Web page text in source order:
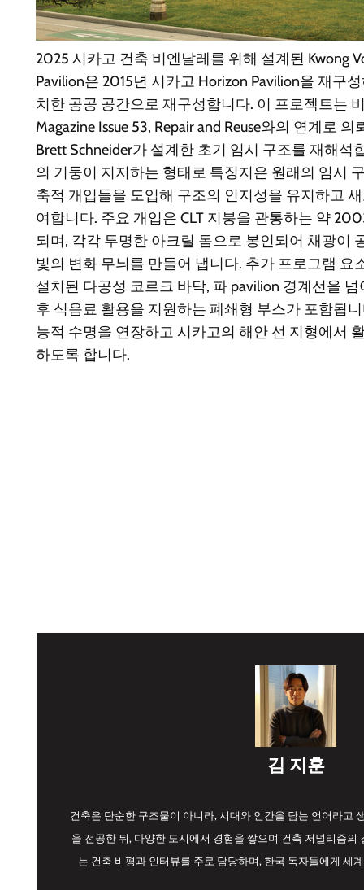
2025 시카고 건축 비엔날레를 위해 설계된 Kwong
Pavilion은 2015년 시카고 Horizon Pavilion을 재구
치한 공공 공간으로 재구성합니다. 이 프로젝트는
Magazine Issue 53, Repair and Reuse와의 연계로
Brett Schneider가 설계한 초기 임시 구조를 재해석
의 기둥이 지지하는 형태로 특징지은 원래의 임시
축적 개입들을 도입해 구조의 인지성을 유지하고
여합니다. 주요 개입은 CLT 지붕을 관통하는 약
되며, 각각 투명한 아크릴 돔으로 봉인되어 채광이
빛의 변화 무늬를 만들어 냅니다. 추가 프로그램 요
설치된 다공성 코르크 바닥, 파 pavilion 경계선을
후 식음료 활용을 지원하는 폐쇄형 부스가 포함됩
능적 수명을 연장하고 시카고의 해안 선 지형에서
하도록 합니다.
김 지훈
건축은 단순한 구조물이 아니라, 시대와 인간을 담는 언어라고
을 전공한 뒤, 다양한 도시에서 경험을 쌓으며 건축 저널리즘의
는 건축 비평과 인터뷰를 주로 담당하며, 한국 독자들에게 세